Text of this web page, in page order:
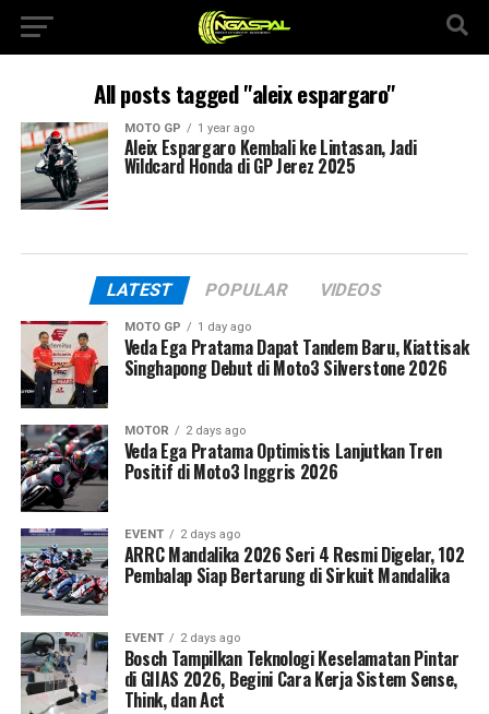
All posts tagged "aleix espargaro"
MOTO GP 1 year ago
Aleix Espargaro Kembali ke Lintasan, Jadi
Wildcard Honda di GP Jerez 2025
LATEST POPULAR VIDEOS
MOTO GP 1 day ago
Veda Ega Pratama Dapat Tandem Baru, Kiattisak
Singhapong Debut di Moto3 Silverstone 2026
MOTOR 2 days ago
Veda Ega Pratama Optimistis Lanjutkan Tren
Positif di Moto3 Inggris 2026
EVENT 2 days ago
ARRC Mandalika 2026 Seri 4 Resmi Digelar, 102
Pembalap Siap Bertarung di Sirkuit Mandalika
EVENT 2 days ago
Bosch Tampilkan Teknologi Keselamatan Pintar
di GIIAS 2026, Begini Cara Kerja Sistem Sense,
Think, dan Act